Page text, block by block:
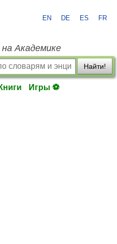
EN DE ES FR
Академике
Найти!
Книги Игры ⚽